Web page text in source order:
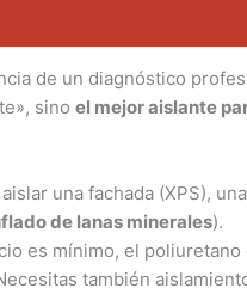
de un diagnóstico
sino el mejor aislante
una fachada (XPS),
de lanas minerales).
es mínimo, el
también